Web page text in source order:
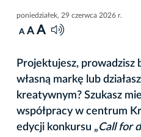
poniedziałek, 29 czerwca 2026 r.
A A A
Projektujesz, prowadzisz
własną markę lub
kreatywnym? Szukasz
współpracy w centrum
edycji konkursu „Call for